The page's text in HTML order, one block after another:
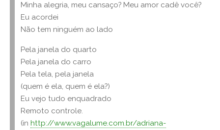
Minha alegria, meu cansaço? Meu amor cadê você?
Eu acordei
Não tem ninguém ao lado
Pela janela do quarto
Pela janela do carro
Pela tela, pela janela
(quem é ela, quem é ela?)
Eu vejo tudo enquadrado
Remoto controle.
(in http://www.vagalume.com.br/adriana-